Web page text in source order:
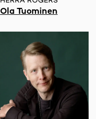
Ola Tuominen